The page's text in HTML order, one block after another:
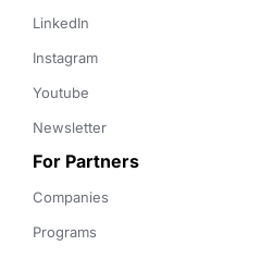
LinkedIn
Instagram
Youtube
Newsletter
For Partners
Companies
Programs